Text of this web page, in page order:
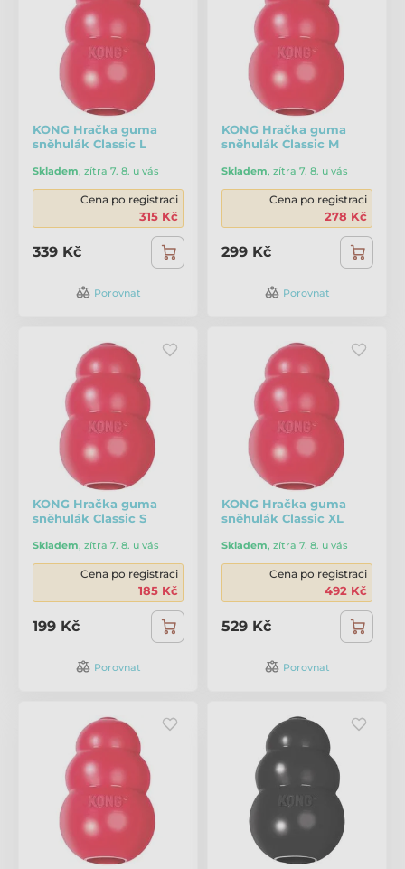
KONG Hračka guma
sněhulák Classic L
Skladem, zítra 7. 8. u vás
Cena po registraci
315 Kč
339 Kč
Porovnat
KONG Hračka guma
sněhulák Classic M
Skladem, zítra 7. 8. u vás
Cena po registraci
278 Kč
299 Kč
Porovnat
KONG Hračka guma
sněhulák Classic S
Skladem, zítra 7. 8. u vás
Cena po registraci
185 Kč
199 Kč
Porovnat
KONG Hračka guma
sněhulák Classic XL
Skladem, zítra 7. 8. u vás
Cena po registraci
492 Kč
529 Kč
Porovnat